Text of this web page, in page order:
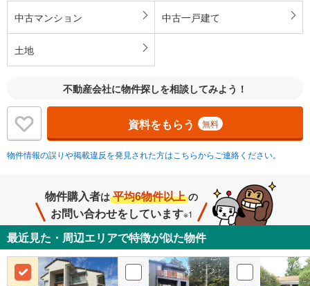
中古マンション 中古一戸建て
土地
不動産会社に物件探しを相談してみよう！
資料をもらう 無料
物件情報の誤りや掲載違反を発見された方はこちらからご連絡ください。
物件購入者は 平均6物件以上 の
お問い合わせをしています※1
最近見た・周辺エリアで特徴が似た物件